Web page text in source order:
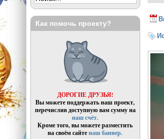
Как помочь проекту?
ДОРОГИЕ ДРУЗЬЯ!
Вы можете поддержать наш проект,
перечислив доступную вам сумму на
наш счёт.
Кроме того, вы можете разместить
на своём сайтенаш баннер.